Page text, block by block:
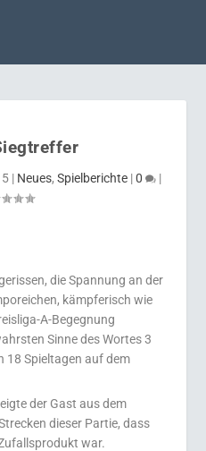
| Neues, Spielberichte|0 |
die Spannung an der
kämpferisch wie
A-Begegnung
Sinne des Wortes 3
18 Spieltagen auf dem
der Gast aus dem
dieser Partie, dass
war.